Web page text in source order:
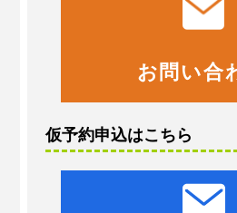
お問い合
仮予約申込はこちら